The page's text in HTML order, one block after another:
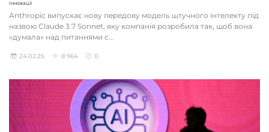
Інновації
Anthropic випускає нову передову модель штучного інтелекту під
назвою Claude 3.7 Sonnet, яку компанія розробила так, щоб вона
«думала» над питаннями с...
24.02.25 8 964 0